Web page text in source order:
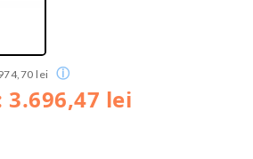
lei
lei ⓘ